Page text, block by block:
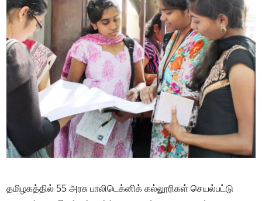
தமிழகத்தில் 55 அரசு பாலிடெக்னிக் கல்லூரிகள் செயல்பட்டு